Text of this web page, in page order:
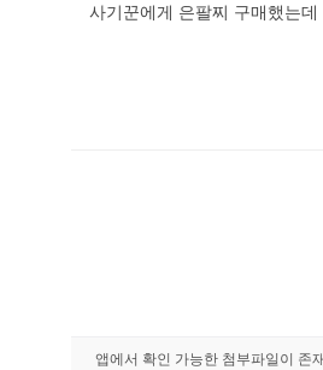
사기꾼에게 은팔찌 구매했는데
앱에서 확인 가능한 첨부파일이 존